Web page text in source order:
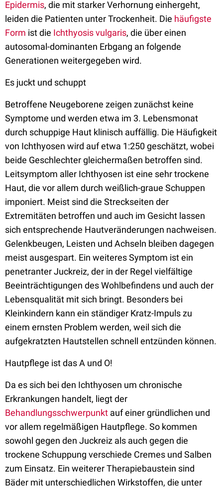
Epidermis, die mit starker Verhornung einhergeht,
leiden die Patienten unter Trockenheit. Die häufigste
Form ist die Ichthyosis vulgaris, die über einen
autosomal-dominanten Erbgang an folgende
Generationen weitergegeben wird.
Es juckt und schuppt
Betroffene Neugeborene zeigen zunächst keine
Symptome und werden etwa im 3. Lebensmonat
durch schuppige Haut klinisch auffällig. Die Häufigkeit
von Ichthyosen wird auf etwa 1:250 geschätzt, wobei
beide Geschlechter gleichermaßen betroffen sind.
Leitsymptom aller Ichthyosen ist eine sehr trockene
Haut, die vor allem durch weißlich-graue Schuppen
imponiert. Meist sind die Streckseiten der
Extremitäten betroffen und auch im Gesicht lassen
sich entsprechende Hautveränderungen nachweisen.
Gelenkbeugen, Leisten und Achseln bleiben dagegen
meist ausgespart. Ein weiteres Symptom ist ein
penetranter Juckreiz, der in der Regel vielfältige
Beeinträchtigungen des Wohlbefindens und auch der
Lebensqualität mit sich bringt. Besonders bei
Kleinkindern kann ein ständiger Kratz-Impuls zu
einem ernsten Problem werden, weil sich die
aufgekratzten Hautstellen schnell entzünden können.
Hautpflege ist das A und O!
Da es sich bei den Ichthyosen um chronische
Erkrankungen handelt, liegt der
Behandlungsschwerpunkt auf einer gründlichen und
vor allem regelmäßigen Hautpflege. So kommen
sowohl gegen den Juckreiz als auch gegen die
trockene Schuppung verschiede Cremes und Salben
zum Einsatz. Ein weiterer Therapiebaustein sind
Bäder mit unterschiedlichen Wirkstoffen, die unter